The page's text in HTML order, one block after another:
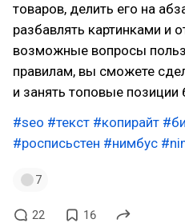
товаров, делить его на
разбавлять картинками и
возможные вопросы
правилам, вы сможете
и занять топовые позиции
#seo #текст #копирайт
#росписьстен #нимбус
7
22 16